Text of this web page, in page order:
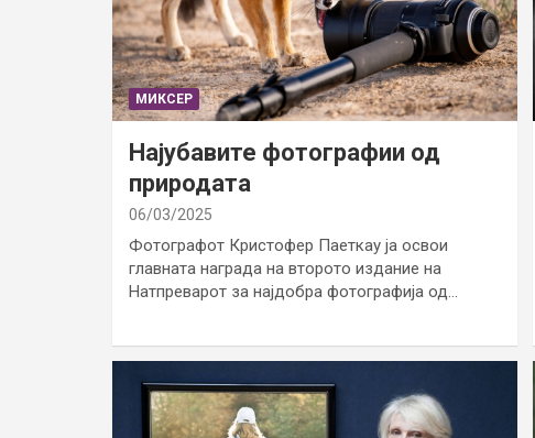
МИКСЕР
Најубавите фотографии од
природата
06/03/2025
Фотографот Кристофер Паеткау ја освои
главната награда на второто издание на
Натпреварот за најдобра фотографија од…